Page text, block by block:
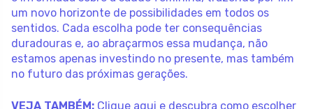
um novo horizonte de possibilidades em todos os
sentidos. Cada escolha pode ter consequências
duradouras e, ao abraçarmos essa mudança, não
estamos apenas investindo no presente, mas também
no futuro das próximas gerações.
VEJA TAMBÉM: Clique aqui e descubra como escolher